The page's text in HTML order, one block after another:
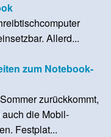
Allerd...
zum Notebook-
zurückkommt,
die Mobil-
Festplat...